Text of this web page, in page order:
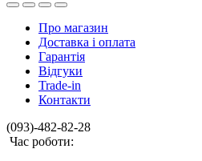
Про магазин
Доставка і оплата
Гарантія
Відгуки
Trade-in
Контакти
(093)-482-82-28
Час роботи: